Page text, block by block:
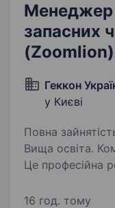
Менеджер
запасних
Геккон
у Києві
Повна
Вища освіта. Компанія GEKKON Україна
Це професійна
України Це дилер спецтехніки та єдиний
16 год. тому